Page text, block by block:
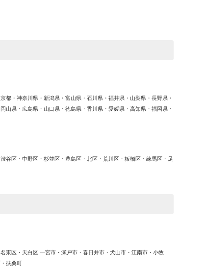
・神奈川県・新潟県・富山県・石川県・福井県・山梨県・長野県・
県・広島県・山口県・徳島県・香川県・愛媛県・高知県・福岡県・
谷区・中野区・杉並区・豊島区・北区・荒川区・板橋区・練馬区・足
東区・天白区 一宮市・瀬戸市・春日井市・犬山市・江南市・小牧
扶桑町